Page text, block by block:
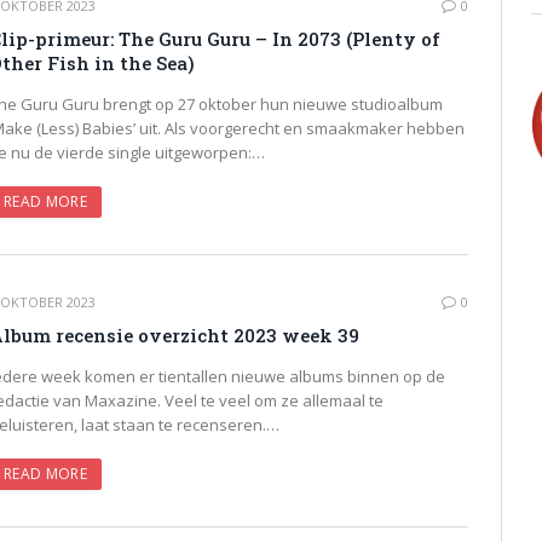
2023 0
primeur: The Guru Guru – In 2073 (Plenty of
Fish in the Sea)
Guru Guru brengt op 27 oktober hun nieuwe studioalbum
(Less) Babies’ uit. Als voorgerecht en smaakmaker hebben
nu de vierde single uitgeworpen:…
READ MORE
2023 0
recensie overzicht 2023 week 39
week komen er tientallen nieuwe albums binnen op de
van Maxazine. Veel te veel om ze allemaal te
laat staan te recenseren.…
READ MORE